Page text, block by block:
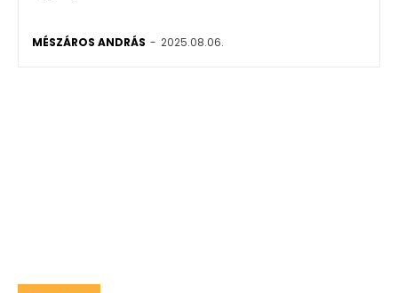
MÉSZÁROS ANDRÁS - 2025.08.06.